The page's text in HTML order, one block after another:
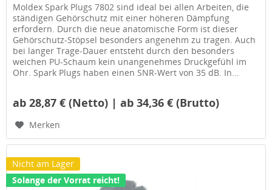
Moldex Spark Plugs 7802 sind ideal bei allen Arbeiten, die
ständigen Gehörschutz mit einer höheren Dämpfung
erfordern. Durch die neue anatomische Form ist dieser
Gehörschutz-Stöpsel besonders angenehm zu tragen. Auch
bei langer Trage-Dauer entsteht durch den besonders
weichen PU-Schaum kein unangenehmes Druckgefühl im
Ohr. Spark Plugs haben einen SNR-Wert von 35 dB. In...
ab 28,87 € (Netto) | ab 34,36 € (Brutto)
Merken
Nicht am Lager
Solange der Vorrat reicht!